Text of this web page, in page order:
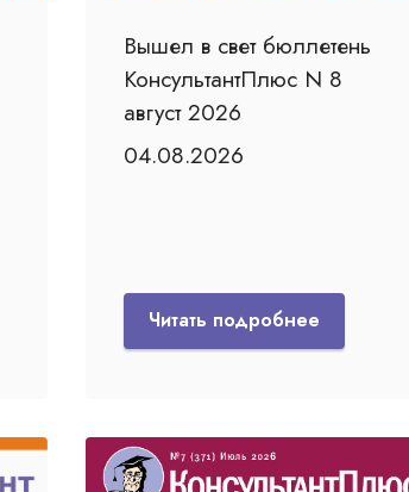
Вышел в свет бюллетень
КонсультантПлюс N 8
август 2026
04.08.2026
Читать подробнее